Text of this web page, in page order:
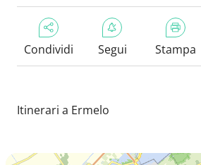
Condividi Segui Stampa
Itinerari a Ermelo